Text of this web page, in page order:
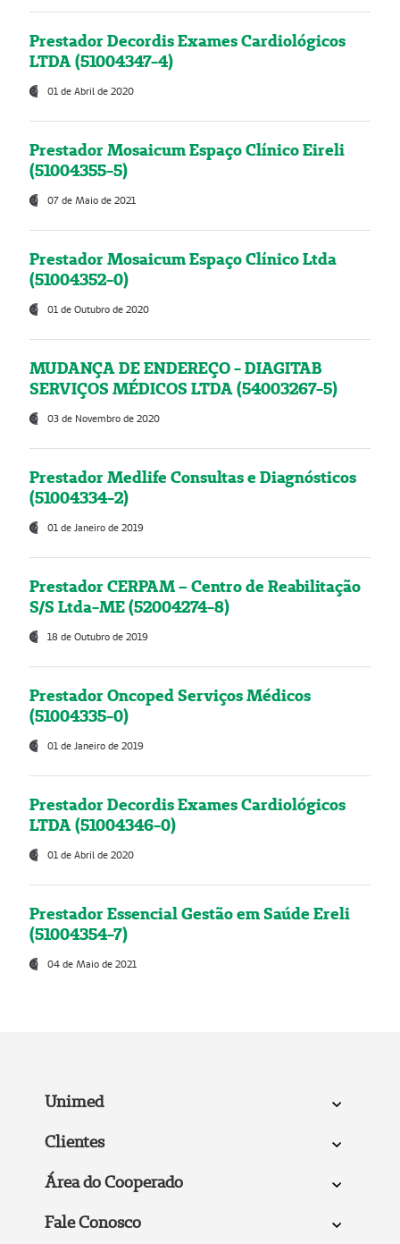
Prestador Decordis Exames Cardiológicos
LTDA (51004347-4)
01 de Abril de 2020
Prestador Mosaicum Espaço Clínico Eireli
(51004355-5)
07 de Maio de 2021
Prestador Mosaicum Espaço Clínico Ltda
(51004352-0)
01 de Outubro de 2020
MUDANÇA DE ENDEREÇO - DIAGITAB
SERVIÇOS MÉDICOS LTDA (54003267-5)
03 de Novembro de 2020
Prestador Medlife Consultas e Diagnósticos
(51004334-2)
01 de Janeiro de 2019
Prestador CERPAM – Centro de Reabilitação
S/S Ltda-ME (52004274-8)
18 de Outubro de 2019
Prestador Oncoped Serviços Médicos
(51004335-0)
01 de Janeiro de 2019
Prestador Decordis Exames Cardiológicos
LTDA (51004346-0)
01 de Abril de 2020
Prestador Essencial Gestão em Saúde Ereli
(51004354-7)
04 de Maio de 2021
Unimed
Clientes
Área do Cooperado
Fale Conosco